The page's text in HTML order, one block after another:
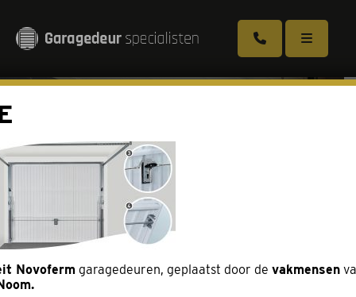
Sectionaaldeuren
Puien voor de garage (Aluport)
Openslaande deuren (Duoport)
Kanteldeuren
Novofermgaragedeuren, geplaatst door de vakmensen